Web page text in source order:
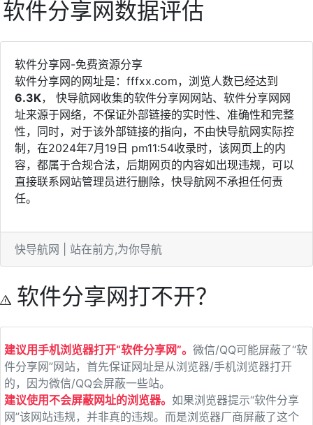
软件分享网数据评估
软件分享网-免费资源分享
软件分享网的网址是：fffxx.com，浏览人数已经达到
6.3K， 快导航网收集的软件分享网网站、软件分享网网
址来源于网络，不保证外部链接的实时性、准确性和完整
性，同时，对于该外部链接的指向，不由快导航网实际控
制，在2024年7月19日 pm11:54收录时，该网页上的内
容，都属于合规合法，后期网页的内容如出现违规，可以
直接联系网站管理员进行删除，快导航网不承担任何责
任。
快导航网 | 站在前方,为你导航
软件分享网打不开？
建议用手机浏览器打开“软件分享网”。 微信/QQ可能屏蔽了“软
件分享网”网站，首先保证网址是从浏览器/手机浏览器打开
的，因为微信/QQ会屏蔽一些站。
建议使用不会屏蔽网址的浏览器。 如果浏览器提示“软件分享
网”该网站违规，并非真的违规。而是浏览器厂商屏蔽了这个